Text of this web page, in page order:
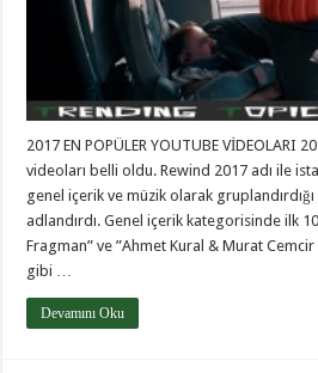
2017 EN POPÜLER YOUTUBE VİDEOLARI
videoları belli oldu. Rewind 2017 adı ile
genel içerik ve müzik olarak
adlandırdı. Genel içerik kategorisinde ilk
Fragman” ve ”Ahmet Kural & Murat
gibi …
Devamını Oku